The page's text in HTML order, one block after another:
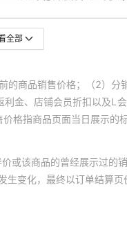
全部
商品销售价格；（2）
金、店铺会员折扣以及
指商品页面当日展示的
或该商品的曾经展示过的
变化，最终以订单结算页